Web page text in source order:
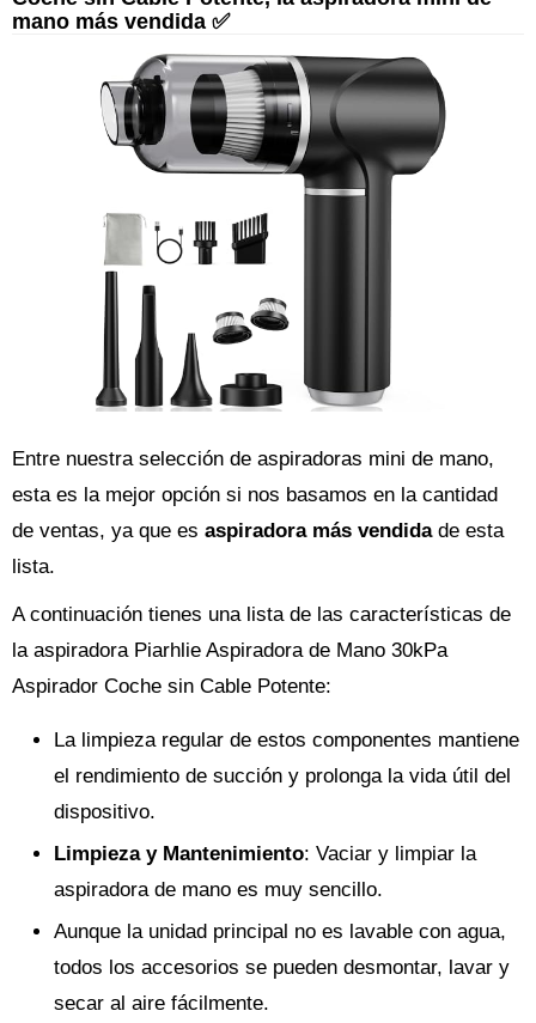
mano más vendida ✅
Entre nuestra selección de aspiradoras mini de mano,
esta es la mejor opción si nos basamos en la cantidad
de ventas, ya que es aspiradora más vendidade esta
lista.
A continuación tienes una lista de las características de
la aspiradora Piarhlie Aspiradora de Mano 30kPa
Aspirador Coche sin Cable Potente:
La limpieza regular de estos componentes mantiene
el rendimiento de succión y prolonga la vida útil del
dispositivo.
Limpieza y Mantenimiento: Vaciar y limpiar la
aspiradora de mano es muy sencillo.
Aunque la unidad principal no es lavable con agua,
todos los accesorios se pueden desmontar, lavar y
secar al aire fácilmente.